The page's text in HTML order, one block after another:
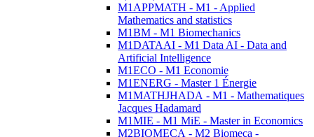
M1APPMATH - M1 - Applied
Mathematics and statistics
M1BM - M1 Biomechanics
M1DATAAI - M1 Data AI - Data and
Artificial Intelligence
M1ECO - M1 Economie
M1ENERG - Master 1 Énergie
M1MATHJHADA - M1 - Mathematiques
Jacques Hadamard
M1MIE - M1 MiE - Master in Economics
M2BIOMECA - M2 Biomeca -